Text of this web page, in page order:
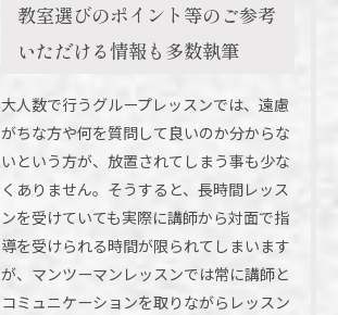
教室選びのポイント等のご参考
いただける情報も多数執筆
大人数で行うグループレッスンでは、遠慮
がちな方や何を質問して良いのか分からな
いという方が、放置されてしまう事も少な
くありません。そうすると、長時間レッス
ンを受けていても実際に講師から対面で指
導を受けられる時間が限られてしまいます
が、マンツーマンレッスンでは常に講師と
コミュニケーションを取りながらレッスン